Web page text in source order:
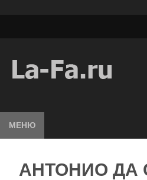
МЕНЮ
АНТОНИО ДА